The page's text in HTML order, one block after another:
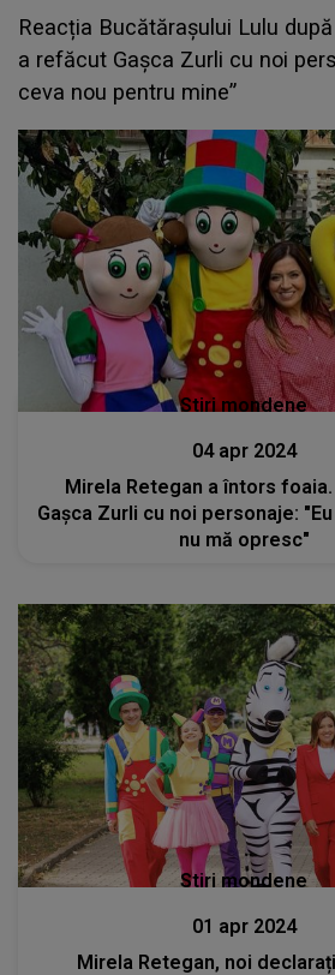
Reacția Bucătărașului Lulu
a refăcut Gașca Zurli cu noi
ceva nou pentru mine”
Stiri mondene
04 apr 2024
Mirela Retegan a întors
Gașca Zurli cu noi personaje:
nu mă opresc"
Stiri mondene
01 apr 2024
Mirela Retegan, noi